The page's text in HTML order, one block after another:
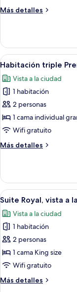
la
1)
Más detalles
Más
vista
la
(Room
1)
Abrir
todas
las
fotos
de
Habitación
triple
6
Habitación triple
Vista a la ciudad
1 habitación
2 personas
1 cama individual
Wifi gratuito
Más detalles
Más
triple
Premium
Abrir
todas
las
fotos
de
Suite
Royal,
a
3
Suite Royal, vista a
Vista a la ciudad
1 habitación
2 personas
1 cama King size
Wifi gratuito
Más detalles
Más